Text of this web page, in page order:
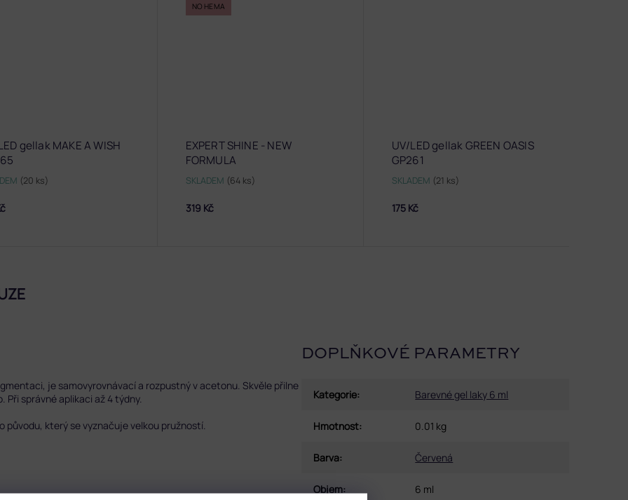
gellak MAKE A WISH
(20 ks)
NO HEMA
EXPERT SHINE - NEW
FORMULA
SKLADEM (64 ks)
319 Kč
UV/LED gellak GREEN OASIS
GP261
SKLADEM (21 ks)
175 Kč
je samovyrovnávací a rozpustný v acetonu. Skvěle přilne
Při správné aplikaci až 4 týdny.
který se vyznačuje velkou pružností.
DOPLŇKOVÉ PARAMETRY
Kategorie: Barevné gel laky 6 ml
Hmotnost: 0.01 kg
Barva: Červená
Objem: 6 ml